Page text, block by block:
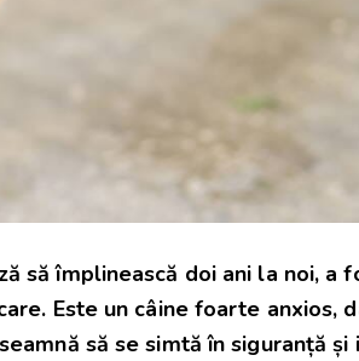
să împlinească doi ani la noi, a
Este un câine foarte anxios,
să se simtă în siguranță și